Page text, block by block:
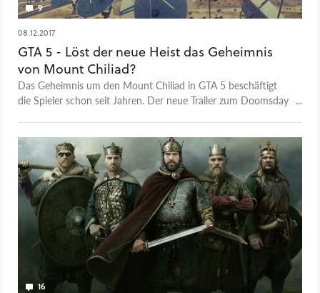
9
08.12.2017
GTA 5 - Löst der neue Heist das Geheimnis
von Mount Chiliad?
Das Geheimnis um den Mount Chiliad in GTA 5 beschäftigt
die Spieler schon seit Jahren. Der neue Trailer zum Doomsday
16